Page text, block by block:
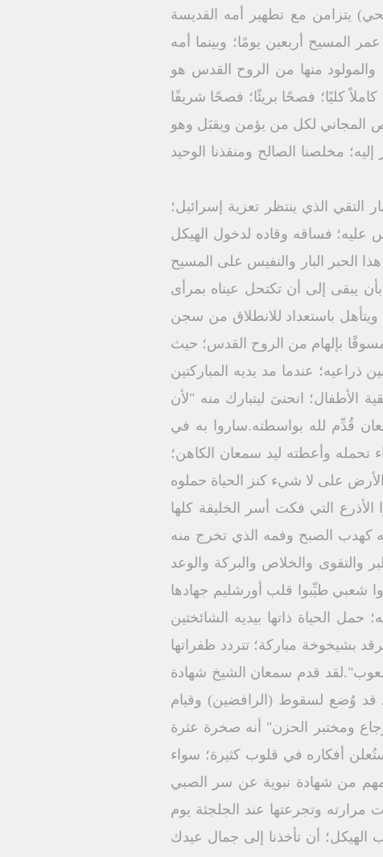
يتزامن مع تطهير أمه القديسة
المسيح أربعين يومًا؛ وبينما أمه
والمولود منها من الروح القدس هو
كليًا؛ فصحًا بريئًا؛ فصحًا شريفًا
المجاني لكل من يؤمن ويقبَل وهو
مخلصنا الصالح ومنقذنا الوحيد
التقي الذي ينتظر تعزية إسرائيل؛
عليه؛ فساقه وقاده لدخول الهيكل
الحبر البار والنفيس على المسيح
يبقى إلى أن تكتحل عيناه بمرأى
ويتأهل باستعداد للانطلاق من سجن
بإلهام من الروح القدس؛ حيث
عندما مد يديه المباركتين
انحنىَ ليتبارك منه "لأن
لله؛ بل سمعان قُدِّم لله بواسطته.ساروا به في
تحمله وأعطته ليد سمعان الكاهن؛
على لا شيء كنز الحياة حملوه
التي فكت أسر الخليقة كلها
كهدب الصبح وفمه الذي تخرج منه
والتقوى والخلاص والبركة والوعد
شعبي طيِّبوا قلب أورشليم جهادها
حمل الحياة ذاتها بيديه الشائختين
بشيخوخة مباركة؛ تتردد ظفراتها
قدم سمعان الشيخ شهادة
قد وُضع لسقوط (الرافضين) وقيام
ومختبر الحزن" أنه صخرة عثرة
أفكاره في قلوب كثيرة؛ سواء
من شهادة نبوية عن سر الصبي
وتجرعتها عند الجلجثة يوم
أن تأخذنا إلى جمال عيدك